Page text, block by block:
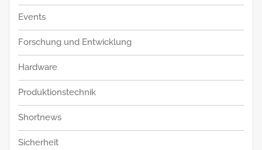
Events
Forschung und Entwicklung
Hardware
Produktionstechnik
Shortnews
Sicherheit